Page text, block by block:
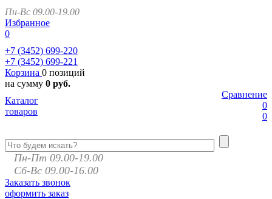
Пн-Вс 09.00-19.00
Избранное
0
+7 (3452) 699-220
+7 (3452) 699-221
Корзина 0 позиций
на сумму 0 руб.
Сравнение
0
0
Каталог
товаров
Пн-Пт 09.00-19.00
Сб-Вс 09.00-16.00
Заказать звонок
оформить заказ